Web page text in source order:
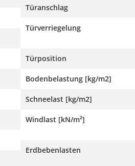
Türanschlag
Türverriegelung
Türposition
Bodenbelastung [kg/m2]
Schneelast [kg/m2]
Windlast [kN/m²]
Erdbebenlasten